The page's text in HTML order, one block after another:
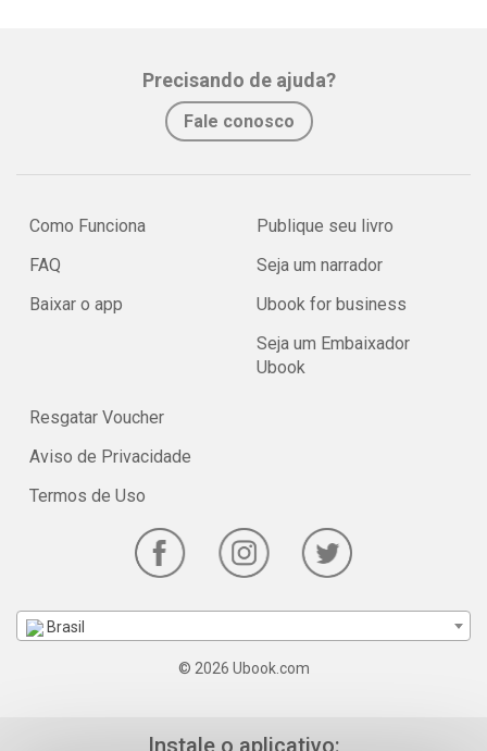
Precisando de ajuda?
Fale conosco
Como Funciona
FAQ
Baixar o app
Publique seu livro
Seja um narrador
Ubook for business
Seja um Embaixador
Ubook
Resgatar Voucher
Aviso de Privacidade
Termos de Uso
Brasil
© 2026 Ubook.com
Instale o aplicativo: